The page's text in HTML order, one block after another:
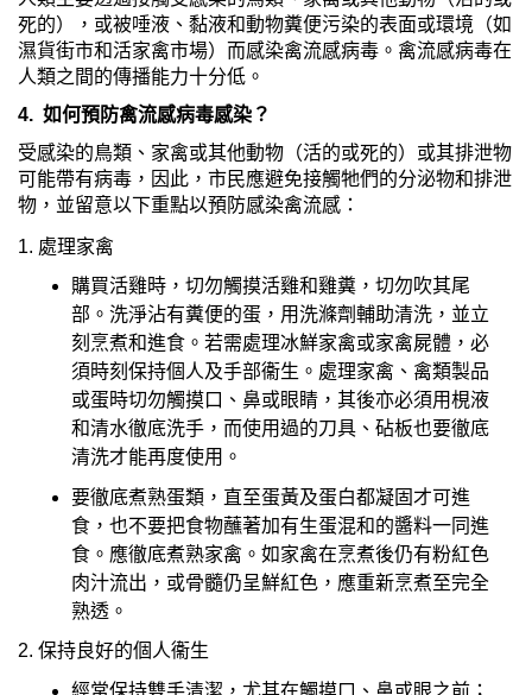
死的），或被唾液、黏液和動物糞便污染的表面或環境（如
濕貨街市和活家禽市場）而感染禽流感病毒。禽流感病毒在
人類之間的傳播能力十分低。
4. 如何預防禽流感病毒感染？
受感染的鳥類、家禽或其他動物（活的或死的）或其排泄物
可能帶有病毒，因此，市民應避免接觸牠們的分泌物和排泄
物，並留意以下重點以預防感染禽流感：
1. 處理家禽
購買活雞時，切勿觸摸活雞和雞糞，切勿吹其尾
部。洗淨沾有糞便的蛋，用洗滌劑輔助清洗，並立
刻烹煮和進食。若需處理冰鮮家禽或家禽屍體，必
須時刻保持個人及手部衞生。處理家禽、禽類製品
或蛋時切勿觸摸口、鼻或眼睛，其後亦必須用梘液
和清水徹底洗手，而使用過的刀具、砧板也要徹底
清洗才能再度使用。
要徹底煮熟蛋類，直至蛋黃及蛋白都凝固才可進
食，也不要把食物蘸著加有生蛋混和的醬料一同進
食。應徹底煮熟家禽。如家禽在烹煮後仍有粉紅色
肉汁流出，或骨髓仍呈鮮紅色，應重新烹煮至完全
熟透。
2. 保持良好的個人衞生
經常保持雙手清潔，尤其在觸摸口、鼻或眼之前；